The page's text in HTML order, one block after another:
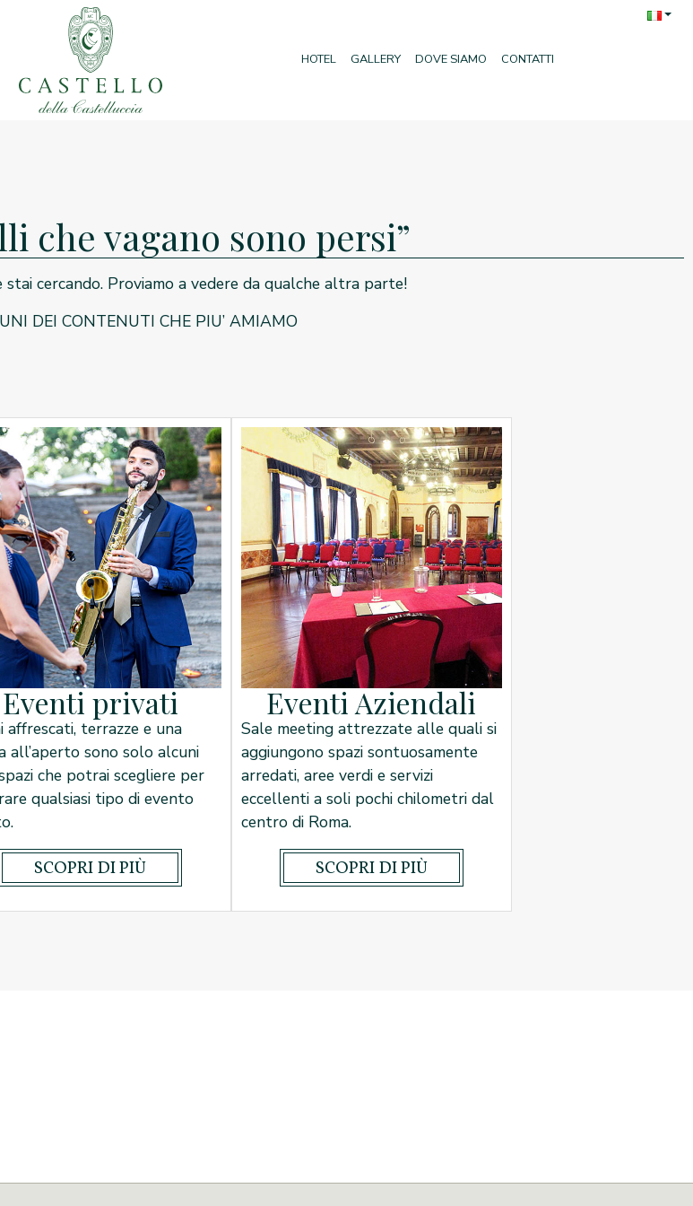
HOTEL GALLERY DOVE SIAMO CONTATTI
che vagano sono persi”
cercando. Proviamo a vedere da qualche altra parte!
DEI CONTENUTI CHE PIU’ AMIAMO
Eventi privati
affrescati, terrazze e una
all’aperto sono solo alcuni
che potrai scegliere per
qualsiasi tipo di evento
SCOPRI DI PIÙ
Eventi Aziendali
Sale meeting attrezzate alle quali si
aggiungono spazi sontuosamente
arredati, aree verdi e servizi
eccellenti a soli pochi chilometri dal
centro di Roma.
SCOPRI DI PIÙ